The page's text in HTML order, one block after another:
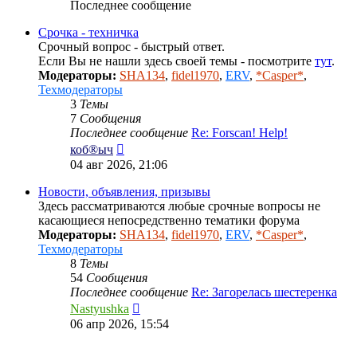
Последнее сообщение
Срочка - техничка
Срочный вопрос - быстрый ответ.
Если Вы не нашли здесь своей темы - посмотрите тут.
Модераторы: SHA134, fidel1970, ERV, *Casper*,
Техмодераторы
3 Темы
7 Сообщения
Последнее сообщение Re: Forscan! Help!
коб®ыч
к
сообщению
04 авг 2026, 21:06
Новости, объявления, призывы
Здесь рассматриваются любые срочные вопросы не
касающиеся непосредственно тематики форума
Модераторы: SHA134, fidel1970, ERV, *Casper*,
Техмодераторы
8 Темы
54 Сообщения
Последнее сообщение Re: Загорелась шестеренка
Nastyushka
к
06 апр 2026, 15:54